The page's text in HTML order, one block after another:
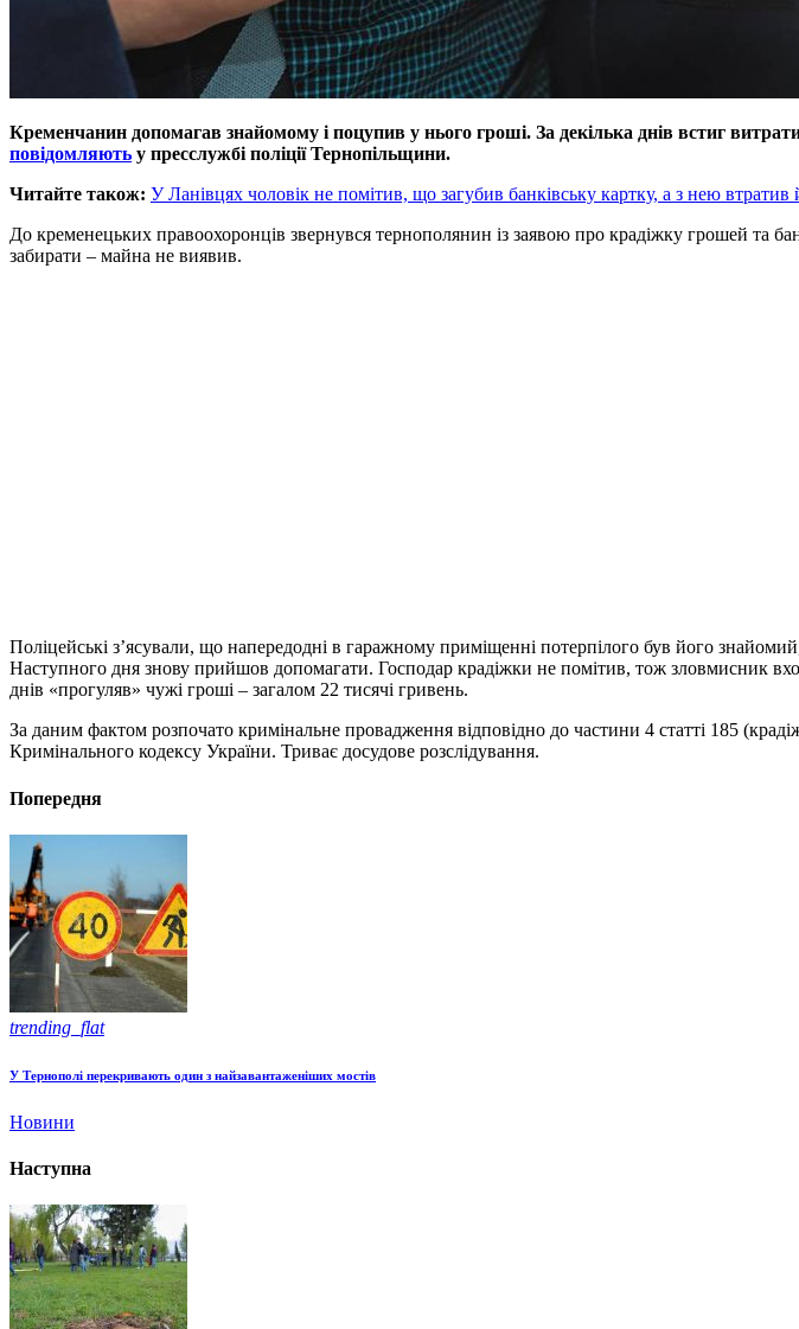
Кременчанин допомагав знайомому і поцупив у нього гроші. За декілька днів встиг
повідомляють у пресслужбі поліції Тернопільщини.
Читайте також: У Ланівцях чоловік не помітив, що загубив банківську картку, а з нею втратив
До кременецьких правоохоронців звернувся тернополянин із заявою про крадіжку грошей та
забирати – майна не виявив.
Поліцейські з’ясували, що напередодні в гаражному приміщенні потерпілого був його
Наступного дня знову прийшов допомагати. Господар крадіжки не помітив, тож зловмисник
днів «прогуляв» чужі гроші – загалом 22 тисячі гривень.
За даним фактом розпочато кримінальне провадження відповідно до частини 4 статті 185
Кримінального кодексу України. Триває досудове розслідування.
Попередня
trending_flat
У Тернополі перекривають один з найзавантаженіших мостів
Новини
Наступна